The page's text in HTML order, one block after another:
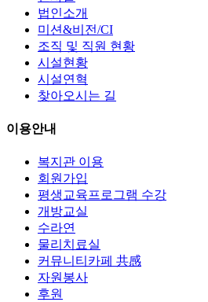
법인소개
미션&비전/CI
조직 및 직원 현황
시설현황
시설연혁
찾아오시는 길
이용안내
복지관 이용
회원가입
평생교육프로그램 수강
개방교실
수라연
물리치료실
커뮤니티카페 共感
자원봉사
후원